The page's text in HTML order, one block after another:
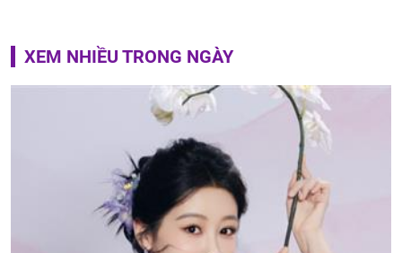
XEM NHIỀU TRONG NGÀY